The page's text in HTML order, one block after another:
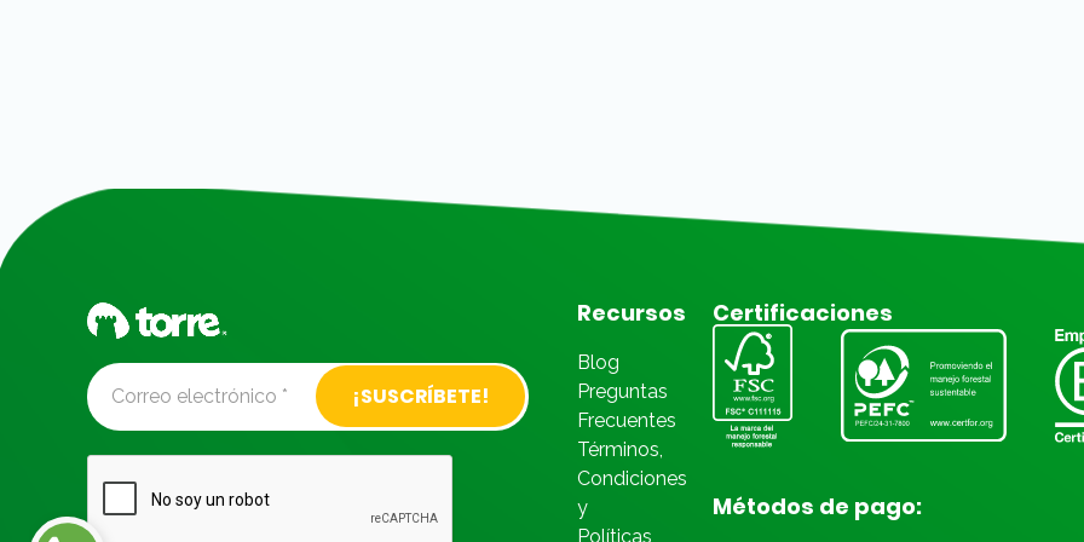
Alternative:
Recursos
Blog
Preguntas
Frecuentes
Términos,
Condiciones
y
Políticas
Certificaciones
Métodos de pago: